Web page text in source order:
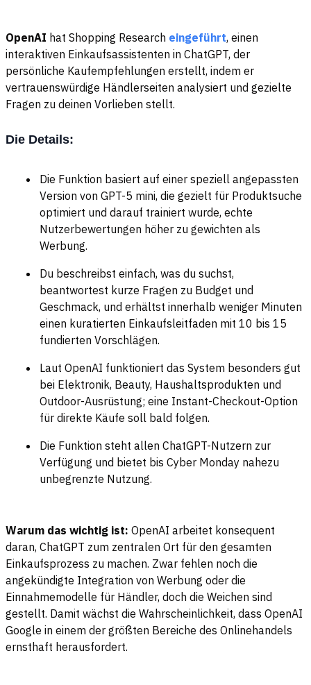
OpenAI hat Shopping Research eingeführt, einen
interaktiven Einkaufsassistenten in ChatGPT, der
persönliche Kaufempfehlungen erstellt, indem er
vertrauenswürdige Händlerseiten analysiert und gezielte
Fragen zu deinen Vorlieben stellt.
Die Details:
Die Funktion basiert auf einer speziell angepassten
Version von GPT-5 mini, die gezielt für Produktsuche
optimiert und darauf trainiert wurde, echte
Nutzerbewertungen höher zu gewichten als
Werbung.
Du beschreibst einfach, was du suchst,
beantwortest kurze Fragen zu Budget und
Geschmack, und erhältst innerhalb weniger Minuten
einen kuratierten Einkaufsleitfaden mit 10 bis 15
fundierten Vorschlägen.
Laut OpenAI funktioniert das System besonders gut
bei Elektronik, Beauty, Haushaltsprodukten und
Outdoor-Ausrüstung; eine Instant-Checkout-Option
für direkte Käufe soll bald folgen.
Die Funktion steht allen ChatGPT-Nutzern zur
Verfügung und bietet bis Cyber Monday nahezu
unbegrenzte Nutzung.
Warum das wichtig ist: OpenAI arbeitet konsequent
daran, ChatGPT zum zentralen Ort für den gesamten
Einkaufsprozess zu machen. Zwar fehlen noch die
angekündigte Integration von Werbung oder die
Einnahmemodelle für Händler, doch die Weichen sind
gestellt. Damit wächst die Wahrscheinlichkeit, dass OpenAI
Google in einem der größten Bereiche des Onlinehandels
ernsthaft herausfordert.